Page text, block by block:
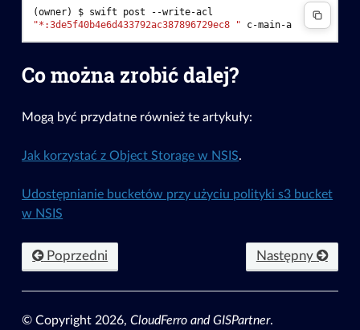
(owner) $ swift post
--write-acl
"*:3de5f40b4e6d433792ac387896729ec8 "
Co można zrobić dalej?
Mogą być przydatne również te artykuły:
Jak korzystać z Object Storage w NSIS.
Udostępnianie bucketów przy użyciu polityki s3 bucket
w NSIS
Poprzedni Następny
© Copyright 2026,CloudFerro and GISPartner.